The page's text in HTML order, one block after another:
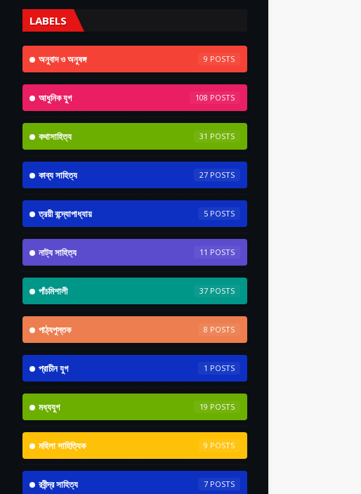
LABELS
অনুবাদ ও অনুষঙ্গ 9
আধুনিক যুগ 108
কথাসাহিত্য 31
কাব্য সাহিত্য 27
ত্রয়ী বন্দ্যোপাধ্যায় 5
নাট্য সাহিত্য 11
পাঁচমিশালী 37
পাঠ্যপুস্তক 8
প্রাচীন যুগ 1
মধ্যযুগ 19
মহিলা সাহিত্যিক 9
রবীন্দ্র সাহিত্য 7